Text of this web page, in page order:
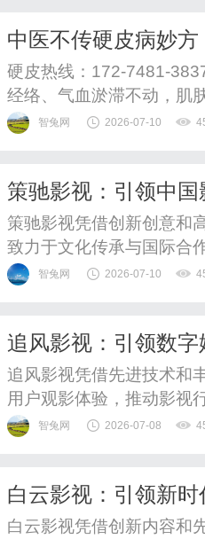
中医不传硬皮病妙
复元气
硬皮热线：172-7481-
经络、气血淤滞不动，肌
用通络解痹方，中药浓缩
像牛皮，捏不动、推不开
智兔网 2026-07-10
策驰影视：引领中
策驰影视凭借创新创意和
致力于文化传承与国际合
智兔网 2026-07-10
追风影视：引领数
追风影视凭借先进技术和
用户观影体验，推动影视
展。智兔网 2026-07-08
白云影视：引领新
白云影视凭借创新内容和